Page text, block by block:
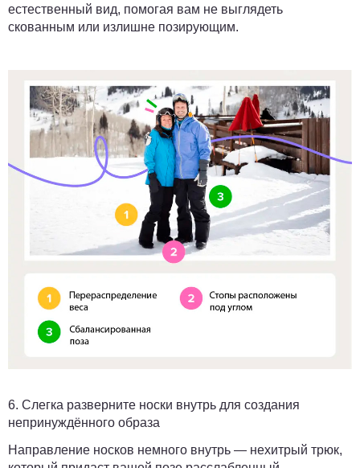
естественный вид, помогая вам не выглядеть
скованным или излишне позирующим.
6. Слегка разверните носки внутрь для создания
непринуждённого образа
Направление носков немного внутрь — нехитрый трюк,